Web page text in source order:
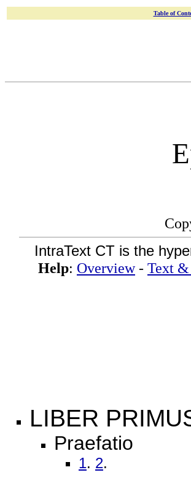
Table of
IntraText CT is the
Help: Overview- Text &
LIBER
Praefatio
1. 2.